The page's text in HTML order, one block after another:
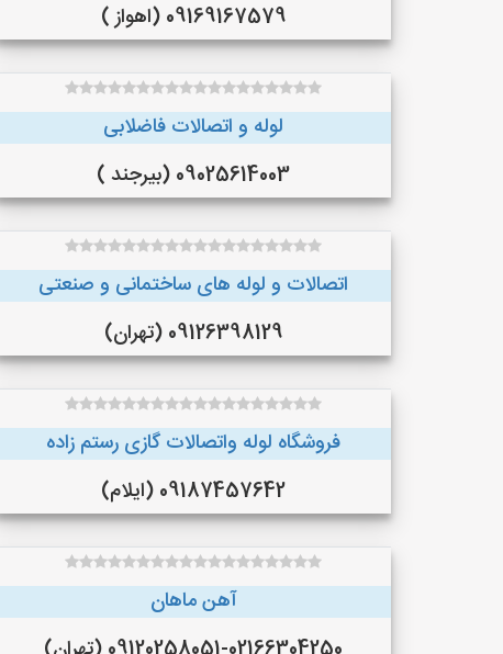
09169167579 (اهواز )
لوله و اتصالات فاضلابی
09025614003 (بیرجند )
اتصالات و لوله های ساختمانی و صنعتی
09126398129 (تهران)
فروشگاه لوله واتصالات گازی رستم زاده
09187457642 (ایلام)
آهن ماهان